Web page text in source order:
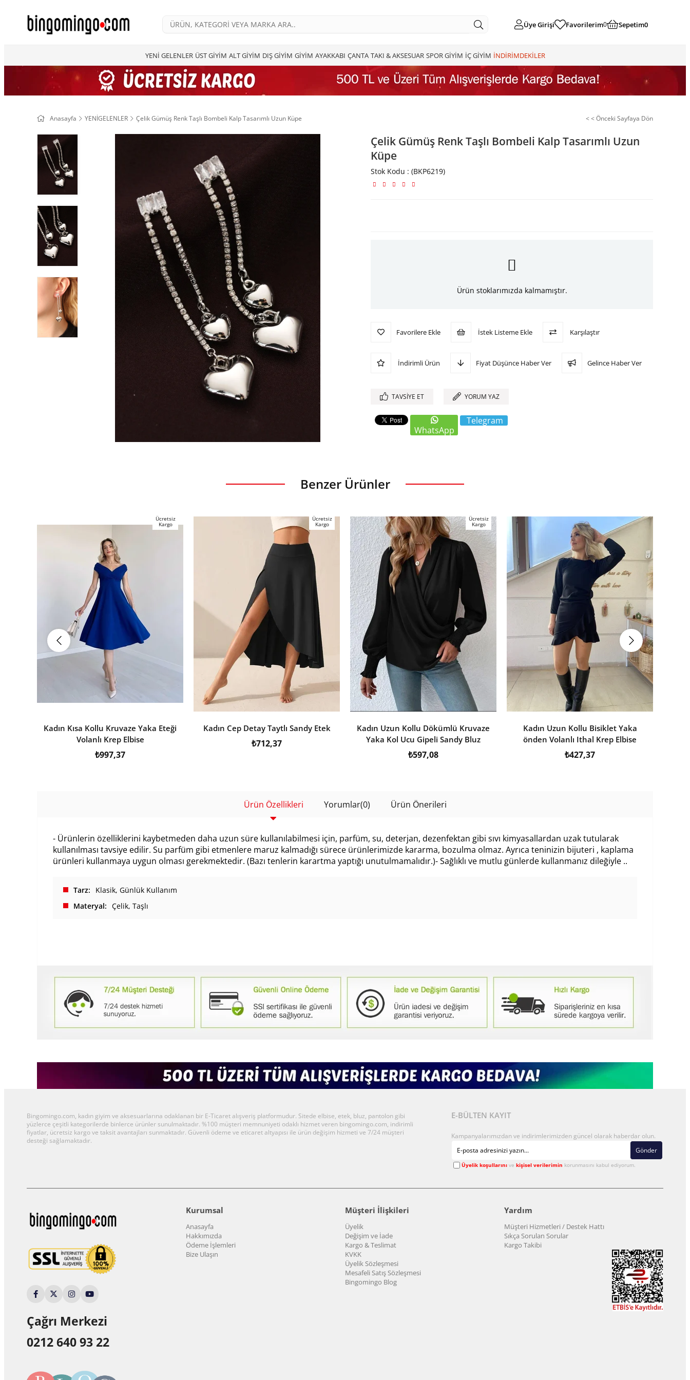
Üye Girişi Favorilerim0 Sepetim0
YENİ GELENLER ÜST GİYİM ALT GİYİM DIŞ GİYİM GİYİM AYAKKABI ÇANTA TAKI & AKSESUAR SPOR GİYİM İÇ GİYİM İNDİRİMDEKİLER
Anasayfa YENİGELENLER Çelik Gümüş Renk Taşlı Bombeli Kalp Tasarımlı Uzun Küpe < < Önceki Sayfaya Dön
Çelik Gümüş Renk Taşlı Bombeli Kalp Tasarımlı Uzun
Küpe
Stok Kodu (BKP6219)
Ürün stoklarımızda kalmamıştır.
Favorilere Ekle İstek Listeme Ekle Karşılaştır
İndirimli Ürün Fiyat Düşünce Haber Ver Gelince Haber Ver
TAVSIYE ET YORUM YAZ
WhatsApp
Telegram
Benzer Ürünler
Ücretsiz
Kargo
Kadın Kısa Kollu Kruvaze Yaka Eteği
Volanlı Krep Elbise
₺997,37
Ücretsiz
Kargo
Kadın Cep Detay Taytlı Sandy Etek
₺712,37
Ücretsiz
Kargo
Kadın Uzun Kollu Dökümlü Kruvaze
Yaka Kol Ucu Gipeli Sandy Bluz
₺597,08
Kadın Uzun Kollu Bisiklet Yaka
önden Volanlı Ithal Krep Elbise
₺427,37
Ürün Özellikleri Yorumlar(0) Ürün Önerileri
- Ürünlerin özelliklerini kaybetmeden daha uzun süre kullanılabilmesi için, parfüm, su, deterjan, dezenfektan gibi sıvı kimyasallardan uzak tutularak
kullanılması tavsiye edilir. Su parfüm gibi etmenlere maruz kalmadığı sürece ürünlerimizde kararma, bozulma olmaz. Ayrıca teninizin bijuteri , kaplama
ürünleri kullanmaya uygun olması gerekmektedir. (Bazı tenlerin karartma yaptığı unutulmamalıdır.)- Sağlıklı ve mutlu günlerde kullanmanız dileğiyle ..
Tarz Klasik Günlük Kullanım
Materyal
Çelik Taşlı
Bingomingo.com, kadın giyim ve aksesuarlarına odaklanan bir E-Ticaret alışveriş platformudur. Sitede elbise, etek, bluz, pantolon gibi
yüzlerce çeşitli kategorilerde binlerce ürünler sunulmaktadır. %100 müşteri memnuniyeti odaklı hizmet veren bingomingo.com, indirimli
fiyatlar, ücretsiz kargo ve taksit avantajları sunmaktadır. Güvenli ödeme ve eticaret altyapısı ile ürün değişim hizmeti ve 7/24 müşteri
desteği sağlamaktadır.
E-BÜLTEN KAYIT
Kampanyalarımızdan ve indirimlerimizden güncel olarak haberdar olun.
Gönder
Üyelik koşullarınıve kişisel verilerimin korunmasını kabul ediyorum.
Çağrı Merkezi
0212 640 93 22
Kurumsal
Anasayfa
Hakkımızda
Ödeme İşlemleri
Bize Ulaşın
Müşteri İlişkileri
Üyelik
Değişim ve İade
Kargo & Teslimat
KVKK
Üyelik Sözleşmesi
Mesafeli Satış Sözleşmesi
Bingomingo Blog
Yardım
Müşteri Hizmetleri / Destek Hattı
Sıkça Sorulan Sorular
Kargo Takibi